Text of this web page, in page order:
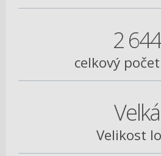
2 644
celkový
Velká
Velikost